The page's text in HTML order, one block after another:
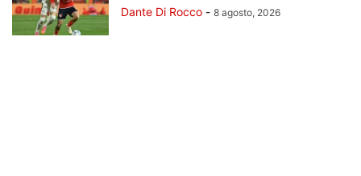
Dante Di Rocco - 8 agosto, 2026